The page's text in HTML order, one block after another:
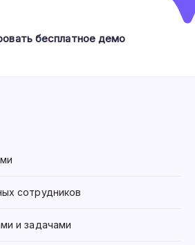
бесплатное демо
сотрудников
и задачами